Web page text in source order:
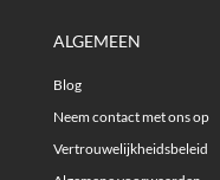
ALGEMEEN
Blog
Neem contact met ons op
Vertrouwelijkheidsbeleid